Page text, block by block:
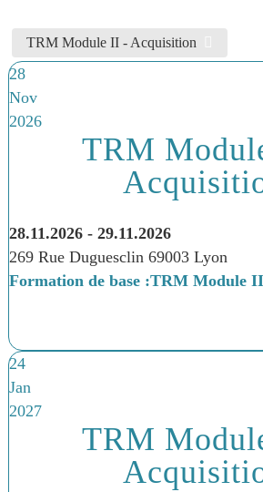
TRM Module II - Acquisition
28
Nov
2026
TRM
28.11.2026- 29.11.2026
269 Rue Duguesclin 69003 Lyon
Formation de base :TRM Module
24
Jan
2027
TRM